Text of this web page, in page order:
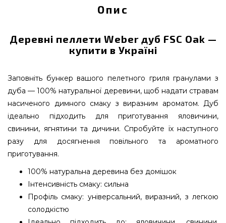
Опис
Деревні пеллети Weber дуб FSC Oak —
купити в Україні
Заповніть бункер вашого пелетного гриля гранулами з
дуба — 100% натуральної деревини, щоб надати стравам
насиченого димного смаку з виразним ароматом. Дуб
ідеально підходить для приготування яловичини,
свинини, ягнятини та дичини. Спробуйте їх наступного
разу для досягнення повільного та ароматного
приготування.
100% натуральна деревина без домішок
Інтенсивність смаку: сильна
Профіль смаку: універсальний, виразний, з легкою
солодкістю